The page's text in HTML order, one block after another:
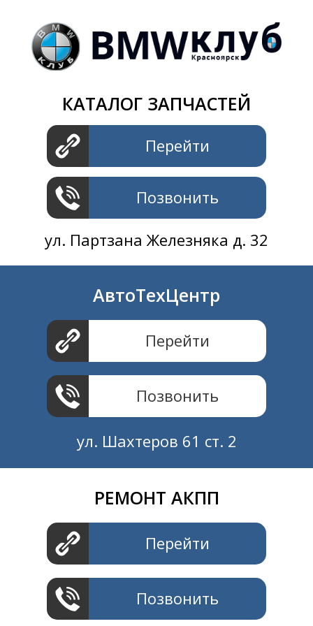
КАТАЛОГ ЗАПЧАСТЕЙ
Перейти
Позвонить
ул. Партзана Железняка д. 32
АвтоТехЦентр
Перейти
Позвонить
ул. Шахтеров 61 ст. 2
РЕМОНТ АКПП
Перейти
Позвонить
+7 391 2801414
ул. Шахтеров 61 ст.2
+7 391 2311414
ул. Шахтеров 61 ст.2